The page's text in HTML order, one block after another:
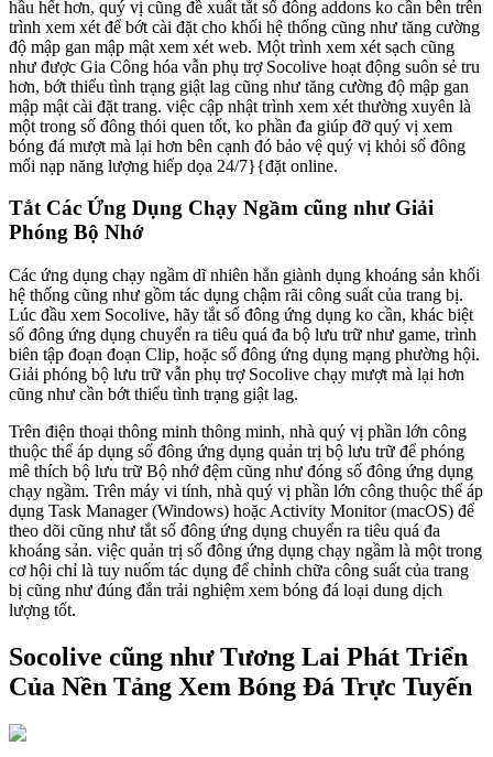
hầu hết hơn, quý vị cũng đề xuất tắt số đông addons ko cần bên trên
trình xem xét để bớt cài đặt cho khối hệ thống cũng như tăng cường
độ mập gan mập mật xem xét web. Một trình xem xét sạch cũng
như được Gia Công hóa vẫn phụ trợ Socolive hoạt động suôn sẻ tru
hơn, bớt thiểu tình trạng giật lag cũng như tăng cường độ mập gan
mập mật cài đặt trang. việc cập nhật trình xem xét thường xuyên là
một trong số đông thói quen tốt, ko phần đa giúp đỡ quý vị xem
bóng đá mượt mà lại hơn bên cạnh đó bảo vệ quý vị khỏi số đông
mối nạp năng lượng hiếp dọa 24/7}{đặt online.
Tắt Các Ứng Dụng Chạy Ngầm cũng như Giải
Phóng Bộ Nhớ
Các ứng dụng chạy ngầm dĩ nhiên hẳn giành dụng khoáng sản khối
hệ thống cũng như gồm tác dụng chậm rãi công suất của trang bị.
Lúc đầu xem Socolive, hãy tắt số đông ứng dụng ko cần, khác biệt
số đông ứng dụng chuyển ra tiêu quá đa bộ lưu trữ như game, trình
biên tập đoạn đoạn Clip, hoặc số đông ứng dụng mạng phường hội.
Giải phóng bộ lưu trữ vẫn phụ trợ Socolive chạy mượt mà lại hơn
cũng như cần bớt thiểu tình trạng giật lag.
Trên điện thoại thông minh thông minh, nhà quý vị phần lớn công
thuộc thể áp dụng số đông ứng dụng quản trị bộ lưu trữ để phóng
mê thích bộ lưu trữ Bộ nhớ đệm cũng như đóng số đông ứng dụng
chạy ngầm. Trên máy vi tính, nhà quý vị phần lớn công thuộc thể áp
dụng Task Manager (Windows) hoặc Activity Monitor (macOS) để
theo dõi cũng như tắt số đông ứng dụng chuyển ra tiêu quá đa
khoáng sản. việc quản trị số đông ứng dụng chạy ngầm là một trong
cơ hội chỉ là tuy nuốm tác dụng để chỉnh chữa công suất của trang
bị cũng như đúng đắn trải nghiệm xem bóng đá loại dung dịch
lượng tốt.
Socolive cũng như Tương Lai Phát Triển
Của Nền Tảng Xem Bóng Đá Trực Tuyến